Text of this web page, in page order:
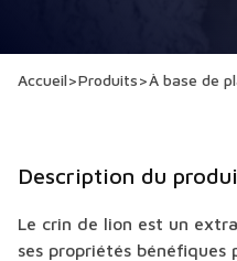
Accueil>Produits>À base de
Description du
Le crin de lion est un
ses propriétés